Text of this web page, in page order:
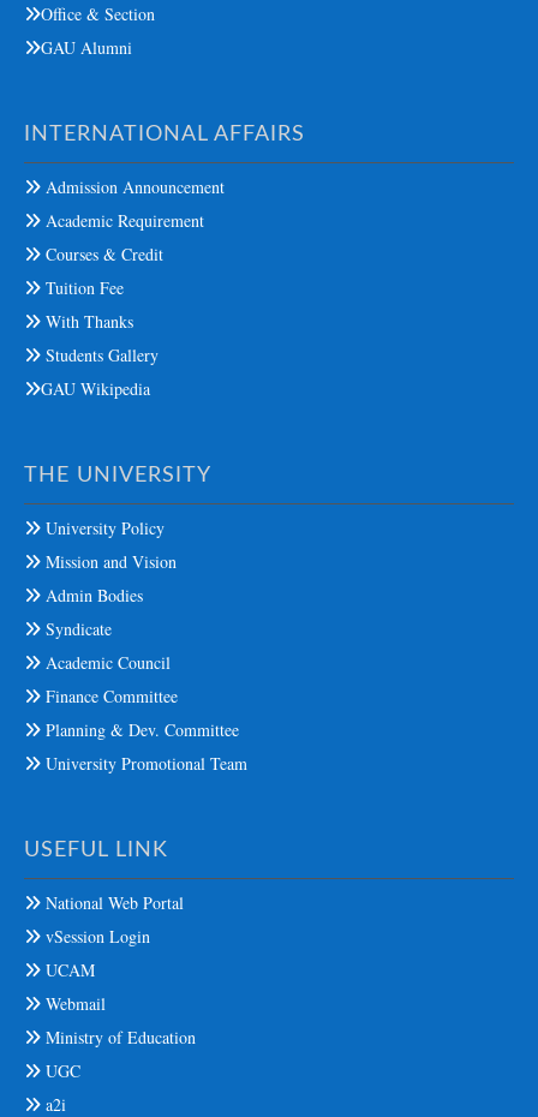
Office & Section
GAU Alumni
INTERNATIONAL AFFAIRS
Admission Announcement
Academic Requirement
Courses & Credit
Tuition Fee
With Thanks
Students Gallery
GAU Wikipedia
THE UNIVERSITY
University Policy
Mission and Vision
Admin Bodies
Syndicate
Academic Council
Finance Committee
Planning & Dev. Committee
University Promotional Team
USEFUL LINK
National Web Portal
vSession Login
UCAM
Webmail
Ministry of Education
UGC
a2i